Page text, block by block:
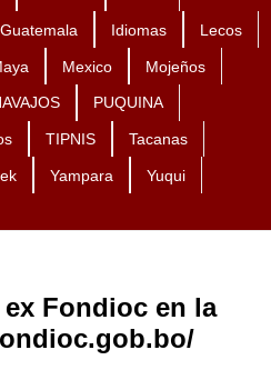
Guatemala Idiomas Lecos
Mexico Mojeños
PUQUINA
TIPNIS Tacanas
Yampara Yuqui
Fondioc en la